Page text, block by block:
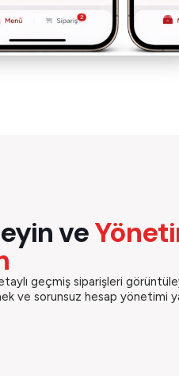
ve
geçmiş siparişleri
ve sorunsuz hesap yönetimi